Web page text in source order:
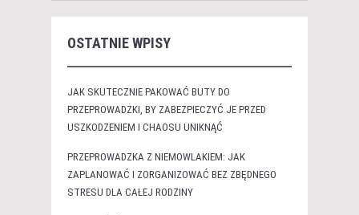
OSTATNIE WPISY
JAK SKUTECZNIE PAKOWAĆ BUTY DO
PRZEPROWADZKI, BY ZABEZPIECZYĆ JE PRZED
USZKODZENIEM I CHAOSU UNIKNĄĆ
PRZEPROWADZKA Z NIEMOWLAKIEM: JAK
ZAPLANOWAĆ I ZORGANIZOWAĆ BEZ ZBĘDNEGO
STRESU DLA CAŁEJ RODZINY